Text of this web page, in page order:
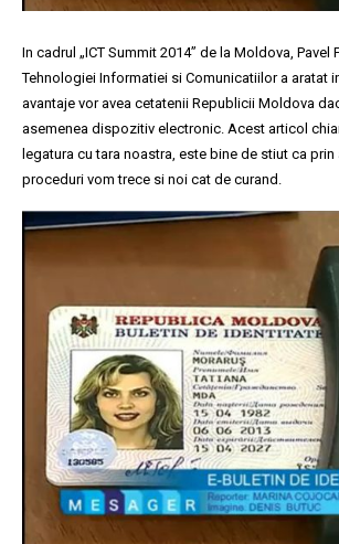
In cadrul „ICT Summit 2014” de la Moldova, Pavel
Tehnologiei Informatiei si Comunicatiilor a aratat
avantaje vor avea cetatenii Republicii Moldova
asemenea dispozitiv electronic. Acest articol
legatura cu tara noastra, este bine de stiut ca
proceduri vom trece si noi cat de curand.